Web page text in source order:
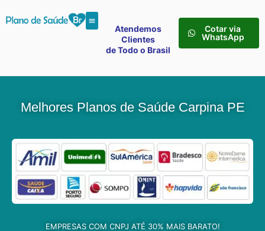
Atendemos
Clientes
de Todo o Brasil
Cotar via
WhatsApp
Melhores Planos de Saúde Carpina PE
EMPRESAS COM CNPJ ATÉ 30% MAIS BARATO!